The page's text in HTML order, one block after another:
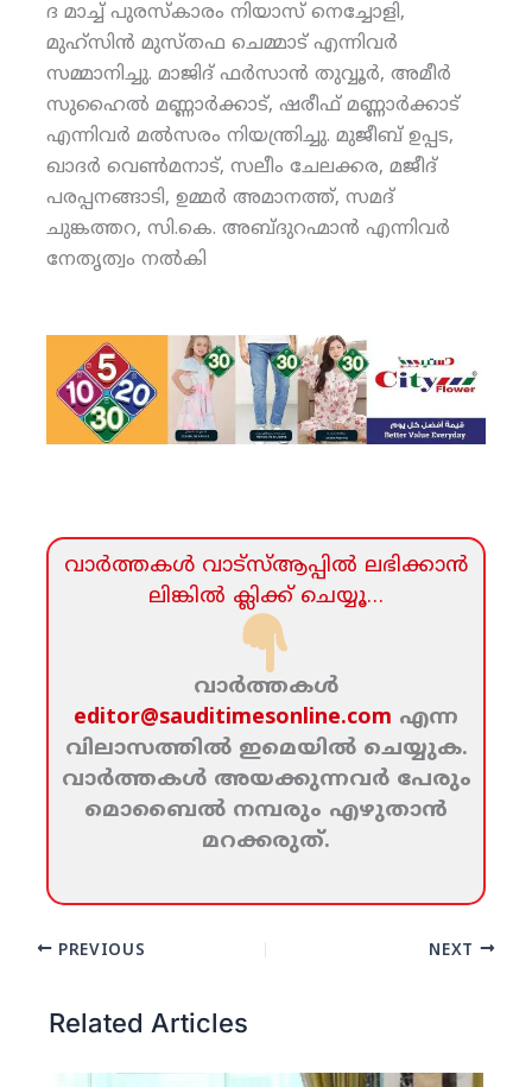
ദ മാച്ച് പുരസ്‌കാരം നിയാസ് നെച്ചോളി,
മുഹ്‌സിന്‍ മുസ്തഫ ചെമ്മാട് എന്നിവര്‍
സമ്മാനിച്ചു. മാജിദ് ഫര്‍സാന്‍ തുവ്വൂര്‍, അമീര്‍
സുഹൈല്‍ മണ്ണാര്‍ക്കാട്, ഷരീഫ് മണ്ണാര്‍ക്കാട്
എന്നിവര്‍ മല്‍സരം നിയന്ത്രിച്ചു. മുജീബ് ഉപ്പട,
ഖാദര്‍ വെണ്‍മനാട്, സലീം ചേലക്കര, മജീദ്
പരപ്പനങ്ങാടി, ഉമ്മര്‍ അമാനത്ത്, സമദ്
ചുങ്കത്തറ, സി.കെ. അബ്ദുറഹ്മാന്‍ എന്നിവര്‍
നേതൃത്വം നല്‍കി
വാര്‍ത്തകള്‍ വാട്‌സ്‌ആപ്പില്‍ ലഭിക്കാന്‍
ലിങ്കില്‍ ക്ലിക്ക്‌ ചെയ്യൂ…
വാര്‍ത്തകള്‍
editor@sauditimesonline.com എന്ന
വിലാസത്തില്‍ ഇമെയില്‍ ചെയ്യുക.
വാര്‍ത്തകള്‍ അയക്കുന്നവര്‍ പേരും
മൊബൈല്‍ നമ്പരും എഴുതാന്‍
മറക്കരുത്‌.
PREVIOUS NEXT
Related Articles